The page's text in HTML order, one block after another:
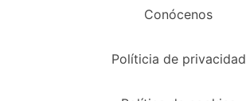
Conócenos
Políticia de privacidad